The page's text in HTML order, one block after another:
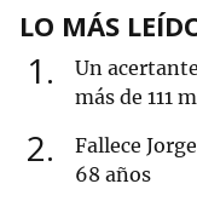
LO MÁS
1
Un
más de 111
2
Fallece
68 años